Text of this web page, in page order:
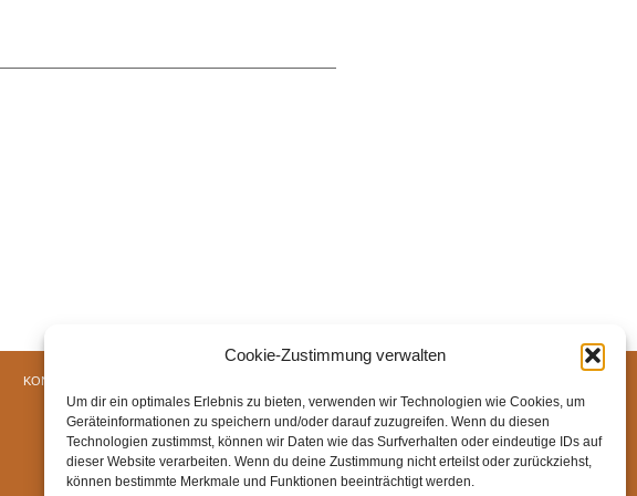
Cookie-Zustimmung verwalten
Um dir ein optimales Erlebnis zu bieten, verwenden wir Technologien wie Cookies, um
Geräteinformationen zu speichern und/oder darauf zuzugreifen. Wenn du diesen
Technologien zustimmst, können wir Daten wie das Surfverhalten oder eindeutige IDs auf
dieser Website verarbeiten. Wenn du deine Zustimmung nicht erteilst oder zurückziehst,
können bestimmte Merkmale und Funktionen beeinträchtigt werden.
KONTAKT